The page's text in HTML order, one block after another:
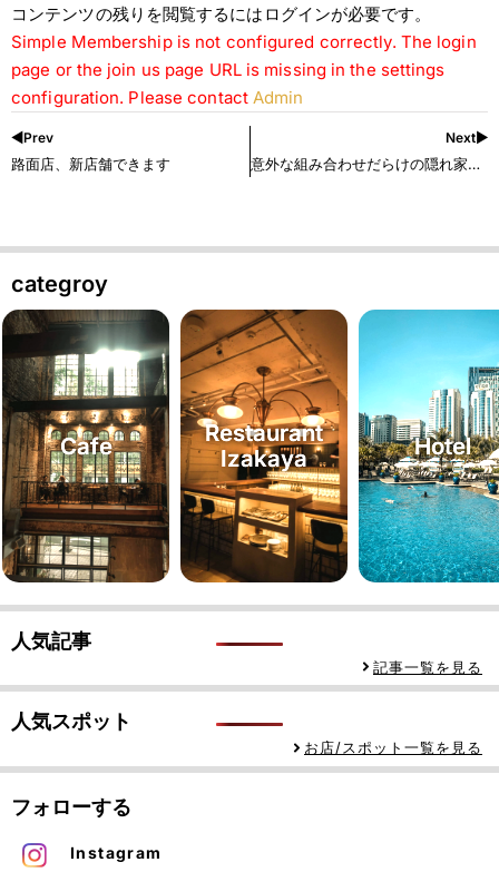
コンテンツの残りを閲覧するにはログインが必要です。
Simple Membership is not configured correctly. The login
page or the join us page URL is missing in the settings
configuration. Please contact Admin
◀︎Prev
路面店、新店舗できます
Next▶︎
意外な組み合わせだらけの隠れ家はここ！
categroy
Cafe
Restaurant
Izakaya
Hotel
人気記事
記事一覧を見る
人気スポット
お店/スポット一覧を見る
フォローする
Instagram